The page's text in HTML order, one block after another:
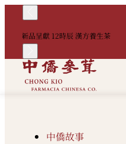
新品呈獻 12時辰 漢方養生茶
中僑故事